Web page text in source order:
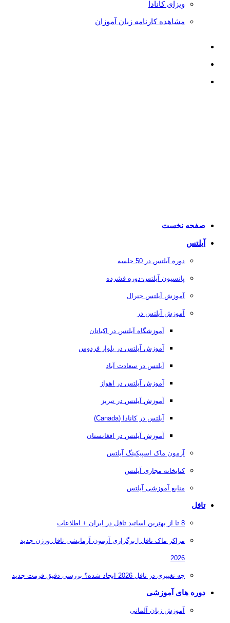
ویزای کانادا
مشاهده کارنامه زبان آموزان
صفحه نخست
آیلتس
دوره آیلتس در 50 جلسه
پانسیون آیلتس-دوره فشرده
آموزش آیلتس جنرال
آموزش آیلتس در
آموزشگاه آیلتس در اکباتان
آموزش آیلتس در بلوار فردوس
آیلتس در سعادت آباد
آموزش آیلتس در اهواز
آموزش آیلتس در تبریز
آیلتس در کانادا (Canada)
آموزش آیلتس در افغانستان
آزمون ماک اسپیکینگ آیلتس
کتابخانه مجازی آیلتس
منابع آموزشی آیلتس
تافل
8 تا از بهترین اساتید تافل در ایران + اطلاعات
مراکز ماک تافل | برگزاری آزمون آزمایشی تافل ورژن جدید
2026
چه تغییری در تافل 2026 ایجاد شده؟ بررسی دقیق فرمت جدید
دوره های آموزشی
آموزش زبان آلمانی